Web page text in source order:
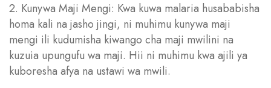
2. Kunywa Maji Mengi: Kwa kuwa malaria husababisha
homa kali na jasho jingi, ni muhimu kunywa maji
mengi ili kudumisha kiwango cha maji mwilini na
kuzuia upungufu wa maji. Hii ni muhimu kwa ajili ya
kuboresha afya na ustawi wa mwili.